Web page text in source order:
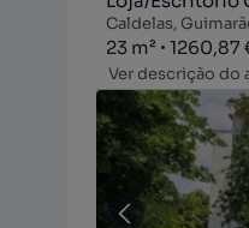
Caldelas,
Zona
23 m²
Preço por1260,87
Ver descrição do